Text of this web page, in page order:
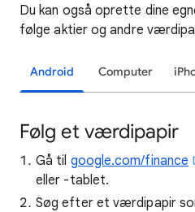
Du kan også oprette dine
følge aktier og andre
Android Computer
Følg et værdipapir
Gå til google.com/finance
eller -tablet.
Søg efter et værdipapir